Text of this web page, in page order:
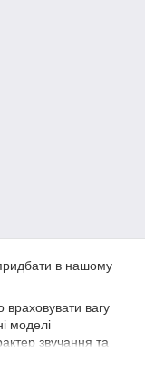
в нашому
враховувати вагу
моделі
звучання та